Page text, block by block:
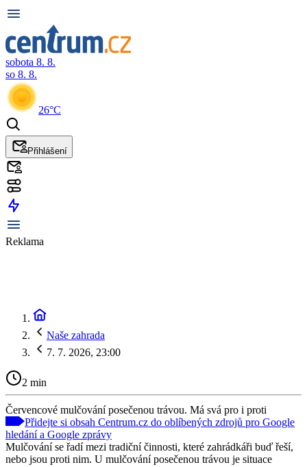
sobota 8. 8.
so 8. 8.
26°C
Přihlášení
Reklama
Naše zahrada
7. 7. 2026, 23:00
2 min
Červencové mulčování posečenou trávou. Má svá pro i proti
Přidejte si obsah Centrum.cz do oblíbených zdrojů pro Google
hledání a Google zprávy
Mulčování se řadí mezi tradiční činnosti, které zahrádkáři buď řeší,
nebo jsou proti nim. U mulčování posečenou trávou je situace